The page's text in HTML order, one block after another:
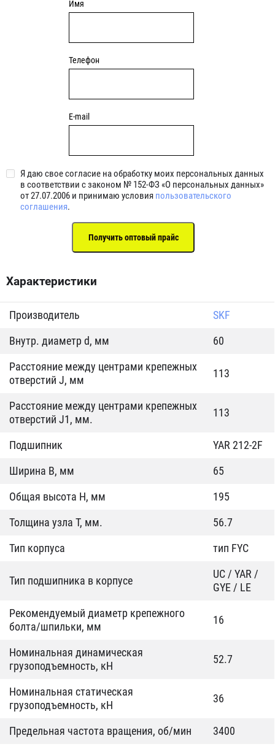
Имя
Телефон
E-mail
Я даю свое согласие на обработку моих персональных данных
в соответствии с законом № 152-ФЗ «О персональных данных»
от 27.07.2006 и принимаю условия пользовательского
соглашения.
Характеристики
Производитель
SKF
Внутр. диаметр d, мм
60
Расстояние между центрами крепежных
отверстий J, мм
113
Расстояние между центрами крепежных
отверстий J1, мм.
113
Подшипник
YAR 212-2F
Ширина B, мм
65
Общая высота H, мм
195
Толщина узла T, мм.
56.7
Тип корпуса
тип FYC
Тип подшипника в корпусе
UC / YAR /
GYE / LE
Рекомендуемый диаметр крепежного
болта/шпильки, мм
16
Номинальная динамическая
грузоподъемность, кН
52.7
Номинальная статическая
грузоподъемность, кН
36
Предельная частота вращения, об/мин
3400